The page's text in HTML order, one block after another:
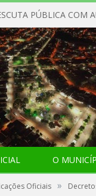
PÚBLICA COM
O
Oficiais »